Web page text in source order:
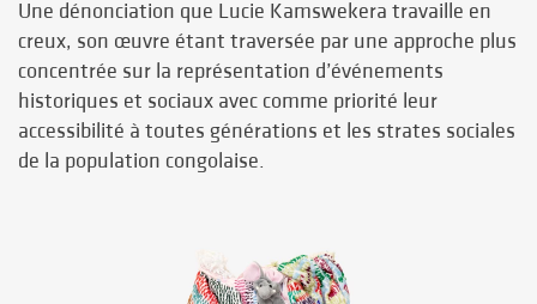
Une dénonciation que Lucie Kamswekera travaille en
creux, son œuvre étant traversée par une approche plus
concentrée sur la représentation d’événements
historiques et sociaux avec comme priorité leur
accessibilité à toutes générations et les strates sociales
de la population congolaise.